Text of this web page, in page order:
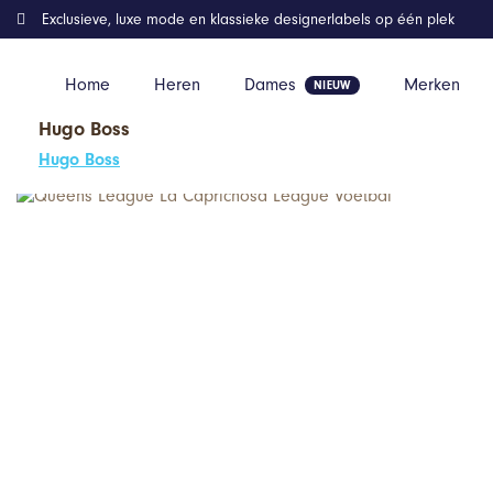
Home Heren Dames Merken
Exclusieve, luxe mode en klassieke designerlabels op één plek
Hugo Boss
Hugo Boss
Home Kleding